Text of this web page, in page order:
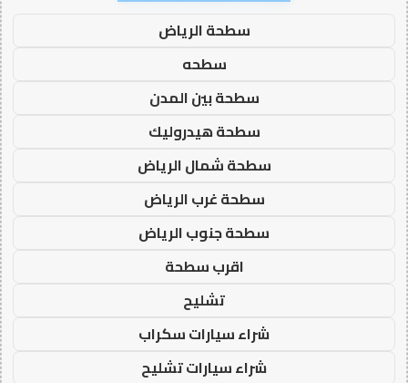
سطحة الرياض
سطحه
سطحة بين المدن
سطحة هيدروليك
سطحة شمال الرياض
سطحة غرب الرياض
سطحة جنوب الرياض
اقرب سطحة
تشليح
شراء سيارات سكراب
شراء سيارات تشليح